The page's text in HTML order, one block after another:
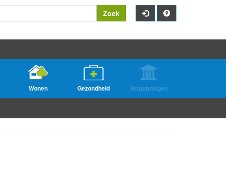
Zoek
Wonen Gezondheid Vergunningen